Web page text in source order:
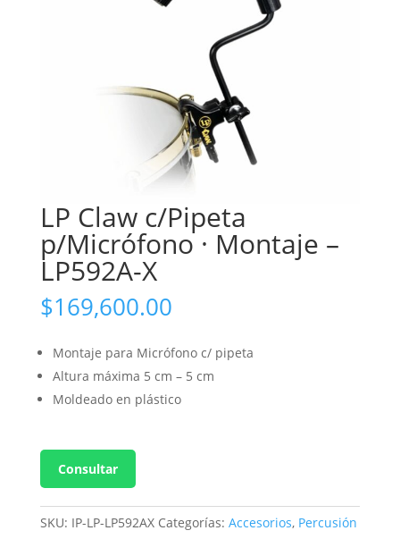
LP Claw c/Pipeta
p/Micrófono · Montaje –
LP592A-X
$169,600.00
Montaje para Micrófono c/ pipeta
Altura máxima 5 cm – 5 cm
Moldeado en plástico
Consultar
SKU: IP-LP-LP592AX Categorías: Accesorios, Percusión